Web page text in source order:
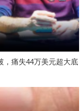
，痛失44万美元超大底